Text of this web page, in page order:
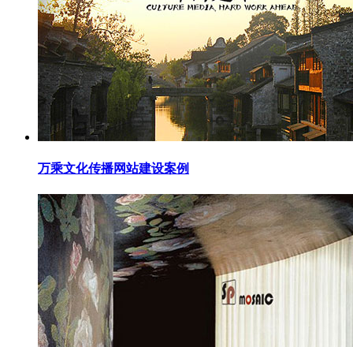
万乘文化传播网站建设案例